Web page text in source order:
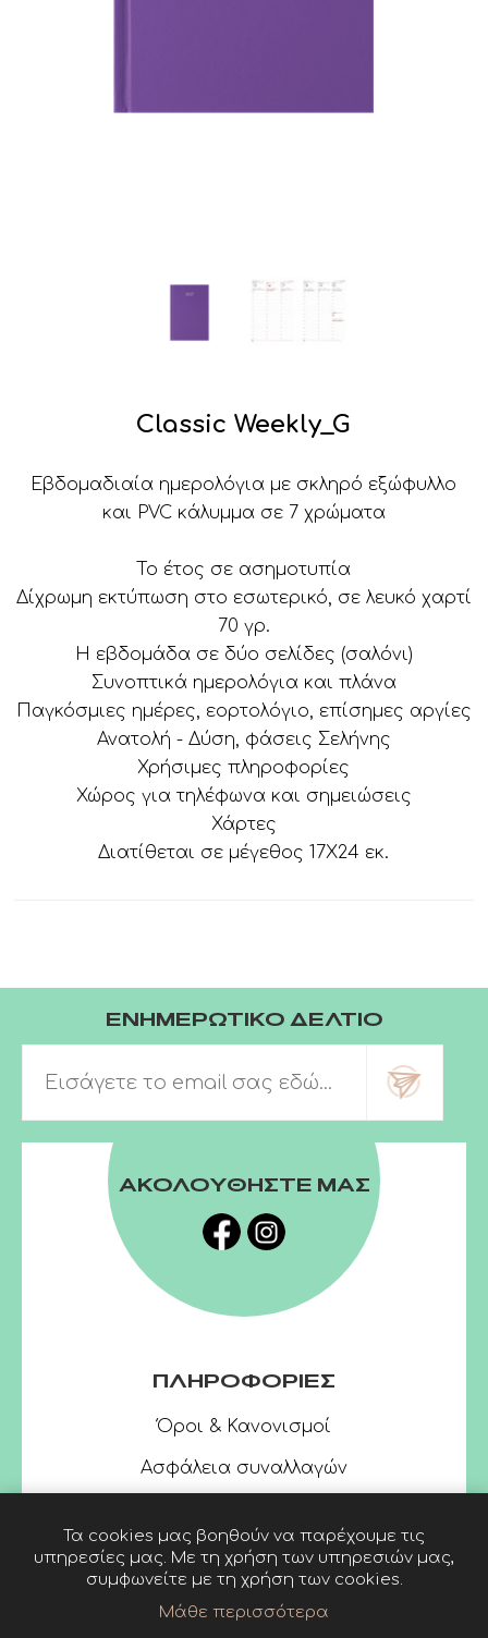
Classic Weekly_G
Εβδομαδιαία ημερολόγια με σκληρό εξώφυλλο
και PVC κάλυμμα σε 7 χρώματα
Το έτος σε ασημοτυπία
Δίχρωμη εκτύπωση στο εσωτερικό, σε λευκό χαρτί
70 γρ.
Η εβδομάδα σε δύο σελίδες (σαλόνι)
Συνοπτικά ημερολόγια και πλάνα
Παγκόσμιες ημέρες, εορτολόγιο, επίσημες αργίες
Ανατολή - Δύση, φάσεις Σελήνης
Χρήσιμες πληροφορίες
Χώρος για τηλέφωνα και σημειώσεις
Χάρτες
Διατίθεται σε μέγεθος 17Χ24 εκ.
ΕΝΗΜΕΡΩΤΙΚΟ ΔΕΛΤΙΟ
ΑΚΟΛΟΥΘΗΣΤΕ ΜΑΣ
ΠΛΗΡΟΦΟΡΙΕΣ
Όροι & Κανονισμοί
Ασφάλεια συναλλαγών
Τα cookies μας βοηθούν να παρέχουμε τις
υπηρεσίες μας. Με τη χρήση των υπηρεσιών μας,
συμφωνείτε με τη χρήση των cookies.
Μάθε περισσότερα